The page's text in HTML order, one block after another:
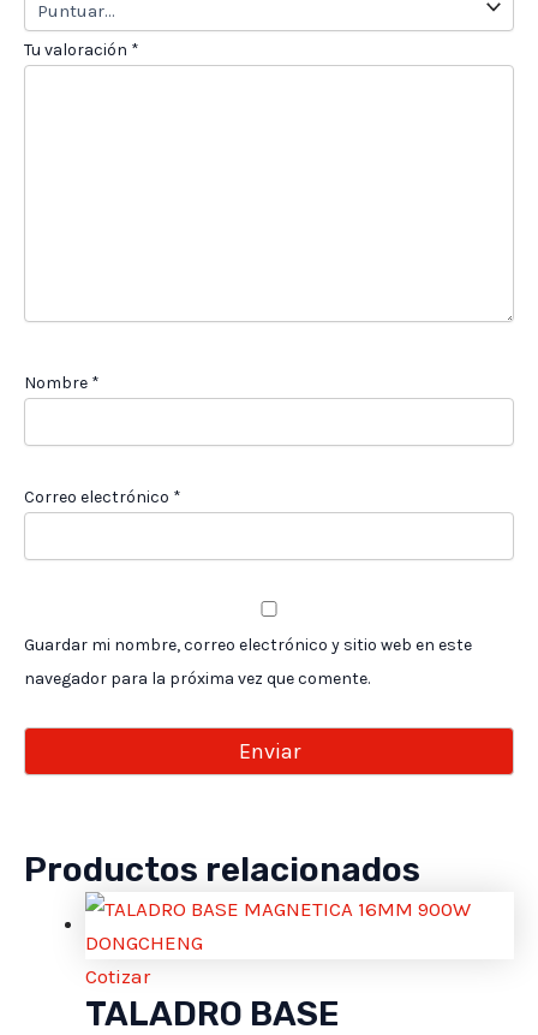
Tu valoración *
Nombre *
Correo electrónico *
Guardar mi nombre, correo electrónico y sitio web en este
navegador para la próxima vez que comente.
Productos relacionados
Cotizar
TALADRO BASE